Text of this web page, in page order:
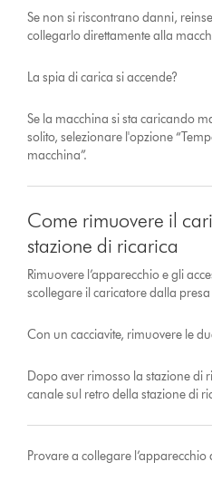
Se non si riscontrano danni,
collegarlo direttamente alla
La spia di carica si accende?
Se la macchina si sta caricando
solito, selezionare l'opzione
macchina”.
Come rimuovere il
stazione di ricarica
Rimuovere l’apparecchio e gli
scollegare il caricatore dalla presa
Con un cacciavite, rimuovere le
Dopo aver rimosso la stazione di
canale sul retro della stazione di
Provare a collegare l’apparecchio